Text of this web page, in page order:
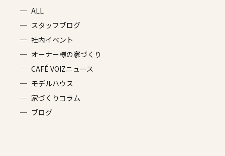
ALL
スタッフブログ
社内イベント
オーナー様の家づくり
CAFÉ VOIZニュース
モデルハウス
家づくりコラム
ブログ